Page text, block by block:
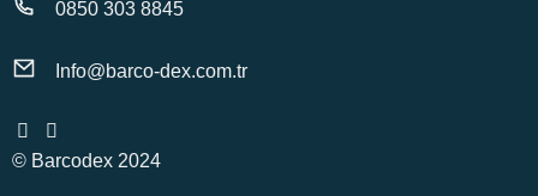
0850 303 8845
Info@barco-dex.com.tr
© Barcodex 2024